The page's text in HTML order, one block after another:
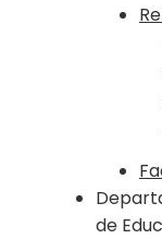
de